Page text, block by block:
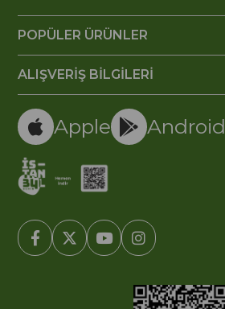
POPÜLER ÜRÜNLER
ALIŞVERİŞ BİLGİLERİ
Apple Android